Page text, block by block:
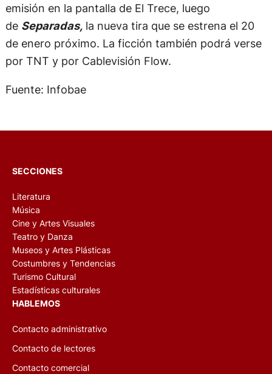
emisión en la pantalla de El Trece, luego
de Separadas, la nueva tira que se estrena el 20
de enero próximo. La ficción también podrá verse
por TNT y por Cablevisión Flow.
Fuente: Infobae
SECCIONES
Literatura
Música
Cine y Artes Visuales
Teatro y Danza
Museos y Artes Plásticas
Costumbres y Tendencias
Turismo Cultural
Estadísticas culturales
HABLEMOS
Contacto administrativo
Contacto de lectores
Contacto comercial